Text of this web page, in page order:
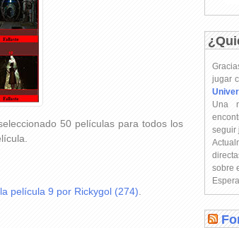
50 películas para todos los
película 9 por Rickygol (274).
jugar
Una
seguir
sobre